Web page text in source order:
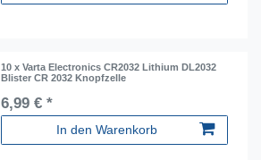
10 x Varta Electronics CR2032 Lithium DL2032
Blister CR 2032 Knopfzelle
6,99 € *
In den Warenkorb